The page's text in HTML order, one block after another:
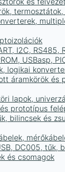
I2C, RS485,
USBasp,
logikai
áramkörök és
lapok,
prototípus
bilincsek és
DC005, tűk,
és csomagok